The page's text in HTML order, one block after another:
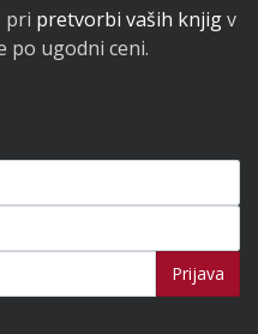
pri pretvorbi vaših knjigv
po ugodni ceni.
Prijava